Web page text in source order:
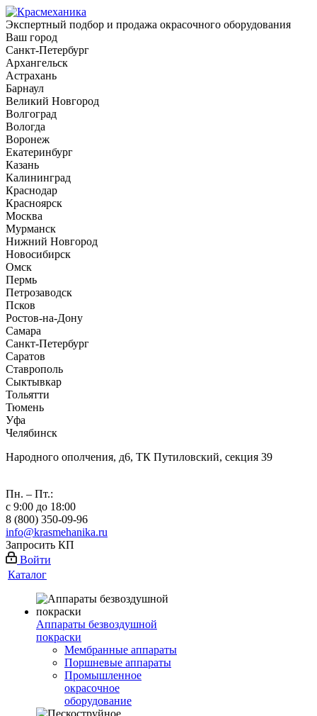
Экспертный подбор и продажа окрасочного оборудования
Ваш город
Санкт-Петербург
Архангельск
Астрахань
Барнаул
Великий Новгород
Волгоград
Вологда
Воронеж
Екатеринбург
Казань
Калининград
Краснодар
Красноярск
Москва
Мурманск
Нижний Новгород
Новосибирск
Омск
Пермь
Петрозаводск
Псков
Ростов-на-Дону
Самара
Санкт-Петербург
Саратов
Ставрополь
Сыктывкар
Тольятти
Тюмень
Уфа
Челябинск
Народного ополчения, д6, ТК Путиловский, секция 39
Пн. – Пт.:
с 9:00 до 18:00
8 (800) 350-09-96
info@krasmehanika.ru
Запросить КП
Войти
Каталог
Аппараты безвоздушной
покраски
Мембранные аппараты
Поршневые аппараты
Промышленное
окрасочное
оборудование